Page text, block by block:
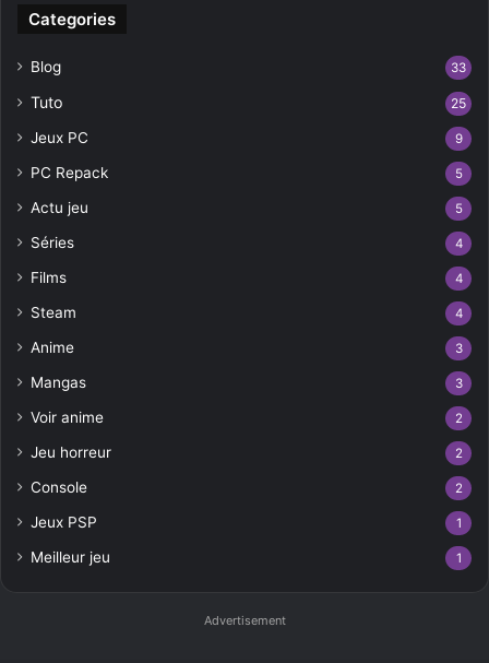
Categories
Blog 33
Tuto 25
Jeux PC 9
PC Repack 5
Actu jeu 5
Séries 4
Films 4
Steam 4
Anime 3
Mangas 3
Voir anime 2
Jeu horreur 2
Console 2
Jeux PSP 1
Meilleur jeu 1
Advertisement